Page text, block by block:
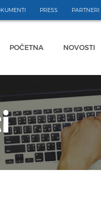
PRESS PARTNERI
POČETNA NOVOSTI